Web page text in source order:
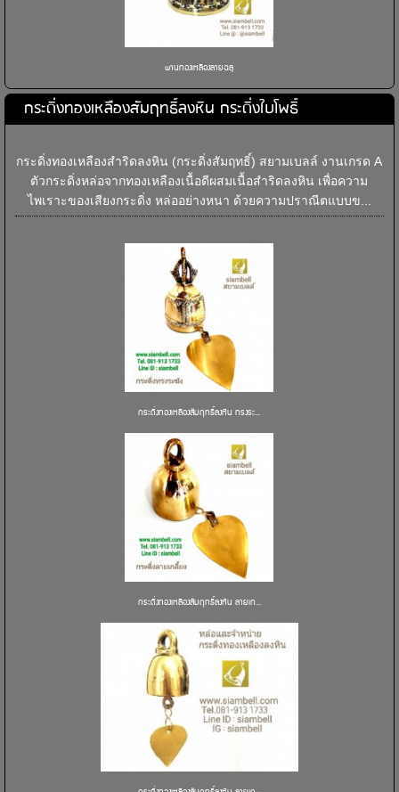
พานทองเหลืองลายฉลุ
กระดิ่งทองเหลืองสัมฤทธิ์ลงหิน กระดิ่งใบโพธิ์
กระดิ่งทองเหลืองสำริดลงหิน (กระดิ่งสัมฤทธิ์) สยามเบลล์ งานเกรด A
ตัวกระดิ่งหล่อจากทองเหลืองเนื้อดีผสมเนื้อสำริดลงหิน เพื่อความ
ไพเราะของเสียงกระดิ่ง หล่ออย่างหนา ด้วยความปราณีตแบบข...
กระดิ่งทองเหลืองสัมฤทธิ์ลงหิน ทรงระ...
กระดิ่งทองเหลืองสัมฤทธิ์ลงหิน ลายเก...